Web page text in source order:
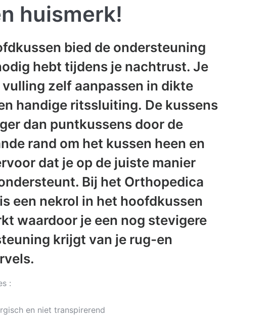
huismerk!
bied de ondersteuning
hebt tijdens je nachtrust. Je
vulling zelf aanpassen in dikte
handige ritssluiting. De kussens
dan puntkussens door de
rand om het kussen heen en
dat je op de juiste manier
Bij het Orthopedica
een nekrol in het hoofdkussen
waardoor je een nog stevigere
krijgt van je rug-en
:
en niet transpirerend